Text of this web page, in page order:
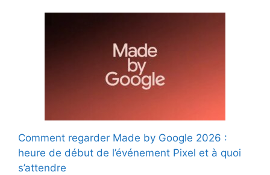
Comment regarder Made by Google 2026 :
heure de début de l’événement Pixel et à quoi
s’attendre